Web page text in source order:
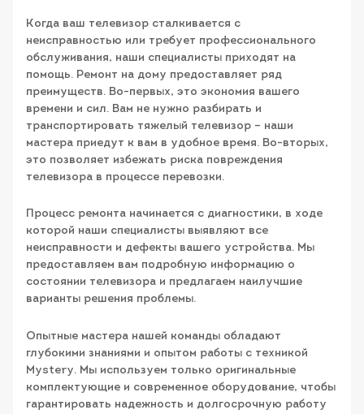
Когда ваш телевизор сталкивается с
неисправностью или требует профессионального
обслуживания, наши специалисты приходят на
помощь. Ремонт на дому предоставляет ряд
преимуществ. Во-первых, это экономия вашего
времени и сил. Вам не нужно разбирать и
транспортировать тяжелый телевизор – наши
мастера приедут к вам в удобное время. Во-вторых,
это позволяет избежать риска повреждения
телевизора в процессе перевозки.
Процесс ремонта начинается с диагностики, в ходе
которой наши специалисты выявляют все
неисправности и дефекты вашего устройства. Мы
предоставляем вам подробную информацию о
состоянии телевизора и предлагаем наилучшие
варианты решения проблемы.
Опытные мастера нашей команды обладают
глубокими знаниями и опытом работы с техникой
Mystery. Мы используем только оригинальные
комплектующие и современное оборудование, чтобы
гарантировать надежность и долгосрочную работу